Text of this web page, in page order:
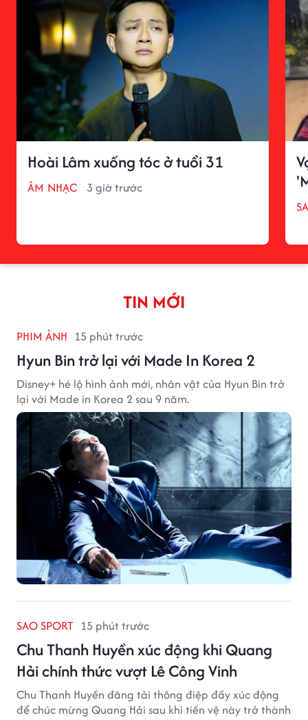
Hoài Lâm xuống tóc ở tuổi 31
ÂM NHẠC 3 giờ trước
TIN MỚI
PHIM ẢNH 15 phút trước
Hyun Bin trở lại với Made In Korea 2
Disney+ hé lộ hình ảnh mới, nhân vật của Hyun Bin trở
lại với Made in Korea 2 sau 9 năm.
SAO SPORT 15 phút trước
Chu Thanh Huyền xúc động khi Quang
Hải chính thức vượt Lê Công Vinh
Chu Thanh Huyền đăng tải thông điệp đầy xúc động
để chúc mừng Quang Hải sau khi tiền vệ này trở thành